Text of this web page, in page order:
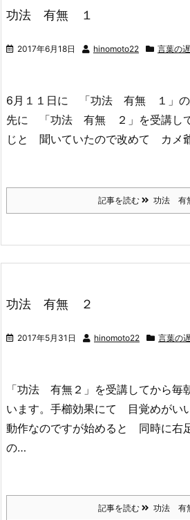
功法 有無 １
2017年6月18日 hinomoto22 言葉の
6月１１日に 「功法 有無 １」の
先に 「功法 有無 ２」を受講し
じと 聞いていたので改めて カメ
記事を読む 功法 有
功法 有無 ２
2017年5月31日 hinomoto22 言葉の
「功法 有無２」を受講してから
います。手櫛効果にて 目覚めがい
動作なのですが始めると 同時に右
の…
記事を読む 功法 有